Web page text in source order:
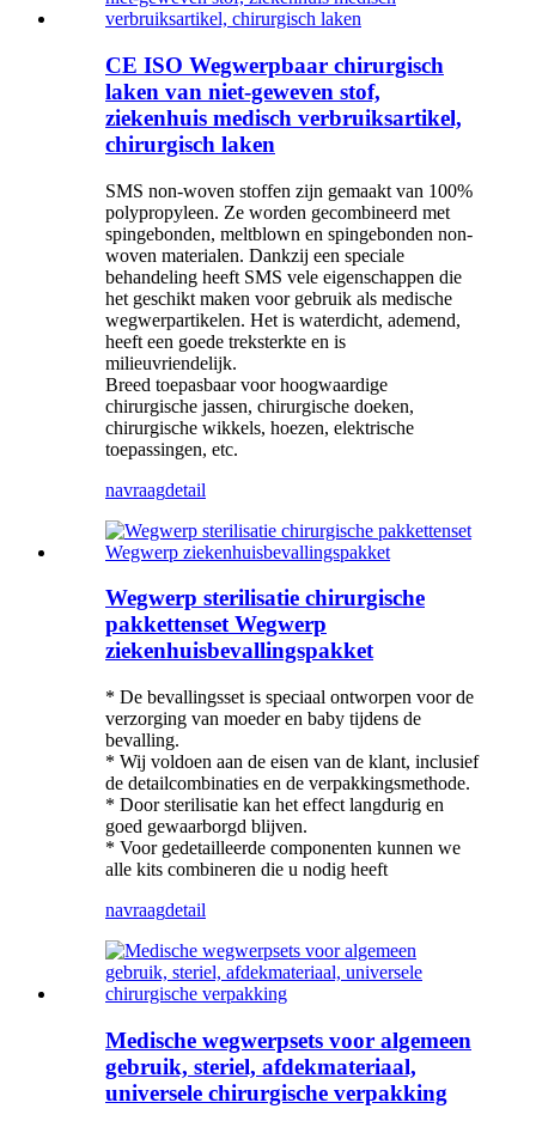
CE ISO Wegwerpbaar chirurgisch
laken van niet-geweven stof,
ziekenhuis medisch verbruiksartikel,
chirurgisch laken
SMS non-woven stoffen zijn gemaakt van 100%
polypropyleen. Ze worden gecombineerd met
spingebonden, meltblown en spingebonden non-
woven materialen. Dankzij een speciale
behandeling heeft SMS vele eigenschappen die
het geschikt maken voor gebruik als medische
wegwerpartikelen. Het is waterdicht, ademend,
heeft een goede treksterkte en is
milieuvriendelijk.
Breed toepasbaar voor hoogwaardige
chirurgische jassen, chirurgische doeken,
chirurgische wikkels, hoezen, elektrische
toepassingen, etc.
navraagdetail
Wegwerp sterilisatie chirurgische
pakkettenset Wegwerp
ziekenhuisbevallingspakket
* De bevallingsset is speciaal ontworpen voor de
verzorging van moeder en baby tijdens de
bevalling.
* Wij voldoen aan de eisen van de klant, inclusief
de detailcombinaties en de verpakkingsmethode.
* Door sterilisatie kan het effect langdurig en
goed gewaarborgd blijven.
* Voor gedetailleerde componenten kunnen we
alle kits combineren die u nodig heeft
navraagdetail
Medische wegwerpsets voor algemeen
gebruik, steriel, afdekmateriaal,
universele chirurgische verpakking